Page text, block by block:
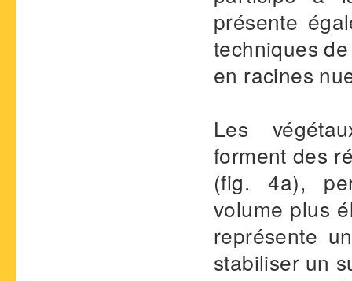
présente
techniques
en racines
Les
forment des
(fig. 4a),
volume plus
représente
stabiliser un